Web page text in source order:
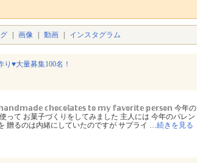
画像 動画 インスタグラム
♥大量募集100名！
𝕔𝕙𝕠𝕔𝕠𝕝𝕒𝕥𝕖𝕤 𝕥𝕠 𝕞𝕪 𝕗𝕒𝕧𝕠𝕣𝕚𝕥𝕖 𝕡𝕖𝕣𝕤𝕠𝕟 今年の
って お菓子づくりをしてみました 主人には 今年のバレン
贈るのは内緒にしていたのですが サプライ …続きを見る